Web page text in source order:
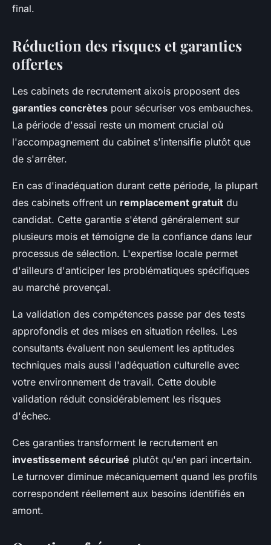
final.
Réduction des risques et garanties
offertes
Les cabinets de recrutement aixois proposent des
garanties concrètes pour sécuriser vos embauches.
La période d'essai reste un moment crucial où
l'accompagnement du cabinet s'intensifie plutôt que
de s'arrêter.
En cas d'inadéquation durant cette période, la plupart
des cabinets offrent un remplacement gratuit du
candidat. Cette garantie s'étend généralement sur
plusieurs mois et témoigne de la confiance dans leur
processus de sélection. L'expertise locale permet
d'ailleurs d'anticiper les problématiques spécifiques
au marché provençal.
La validation des compétences passe par des tests
approfondis et des mises en situation réelles. Les
consultants évaluent non seulement les aptitudes
techniques mais aussi l'adéquation culturelle avec
votre environnement de travail. Cette double
validation réduit considérablement les risques
d'échec.
Ces garanties transforment le recrutement en
investissement sécurisé plutôt qu'en pari incertain.
Le turnover diminue mécaniquement quand les profils
correspondent réellement aux besoins identifiés en
amont.